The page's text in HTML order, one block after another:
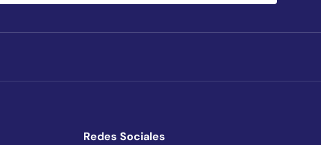
Redes Sociales